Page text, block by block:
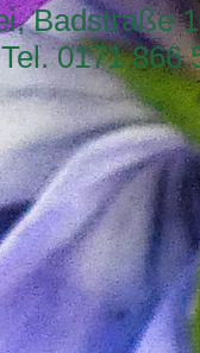
Badstraße
Tel. 0171 866